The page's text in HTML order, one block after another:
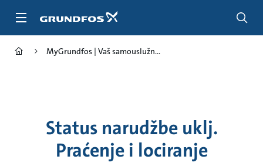
MyGrundfos | Vaš samouslužn...
Status narudžbe uklj.
Praćenje i lociranje